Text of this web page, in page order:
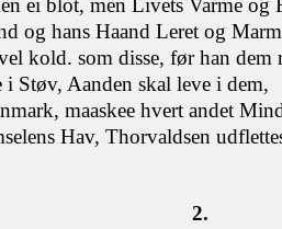
ei blot, men Livets Varme og
og hans Haand Leret og
kold. som disse, før han dem
Støv, Aanden skal leve i dem,
maaskee hvert andet
Hav, Thorvaldsen
2.